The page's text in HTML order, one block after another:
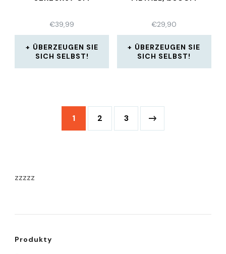
€39,99
ÜBERZEUGEN SIE
SICH SELBST!
€29,90
ÜBERZEUGEN SIE
SICH SELBST!
1 2 3
zzzzz
Produkty